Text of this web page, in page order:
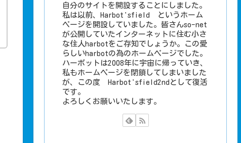
自分のサイトを開設することにしました。
私は以前、Harbot'sfield というホーム
ページを開設していました。皆さんso-net
が公開していたインターネットに住む小さ
な住人harbotをご存知でしょうか。この愛
らしいharbotの為のホームページでした。
ハーボットは2008年に宇宙に帰っていき、
私もホームページを閉鎖してしまいました
が、この度 Harbot'sfield2ndとして復活
です。
よろしくお願いいたします。